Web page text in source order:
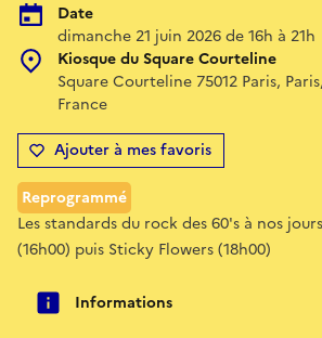
Date
dimanche 21 juin 2026 de 16h à 21h
Kiosque du Square Courteline
Square Courteline 75012 Paris,
France
Ajouter à mes favoris
Reprogrammé
Les standards du rock des 60's à nos
(16h00) puis Sticky Flowers (18h00)
Informations